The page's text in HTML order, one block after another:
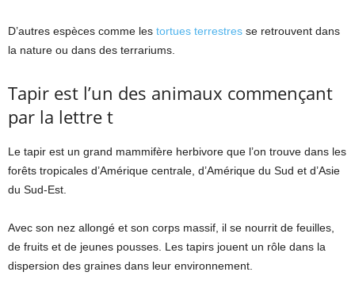
D’autres espèces comme les tortues terrestres se retrouvent dans
la nature ou dans des terrariums.
Tapir est l’un des animaux commençant
par la lettre t
Le tapir est un grand mammifère herbivore que l’on trouve dans les
forêts tropicales d’Amérique centrale, d’Amérique du Sud et d’Asie
du Sud-Est.
Avec son nez allongé et son corps massif, il se nourrit de feuilles,
de fruits et de jeunes pousses. Les tapirs jouent un rôle dans la
dispersion des graines dans leur environnement.